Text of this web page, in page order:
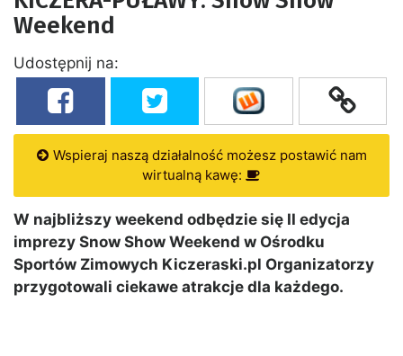
Weekend
Udostępnij na:
Wspieraj naszą działalność możesz postawić nam
wirtualną kawę:
W najbliższy weekend odbędzie się II edycja
imprezy Snow Show Weekend w Ośrodku
Sportów Zimowych Kiczeraski.pl Organizatorzy
przygotowali ciekawe atrakcje dla każdego.